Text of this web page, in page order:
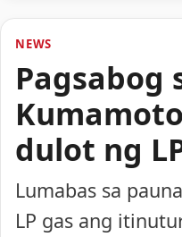
NEWS
Pagsabog
dulot ng
Lumabas sa
LP gas ang